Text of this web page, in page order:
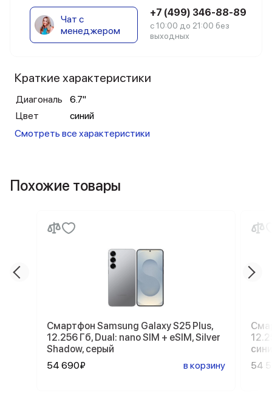
Чат с
менеджером
+7 (499) 346-88-89
с 10:00 до 21:00 без
выходных
Краткие характеристики
Диагональ
6.7"
Цвет
синий
Смотреть все характеристики
Похожие товары
Смартфон Samsung Galaxy S25 Plus,
12.256 Гб, Dual: nano SIM + eSIM, Silver
Shadow, серый
54 690₽
в корзину
54